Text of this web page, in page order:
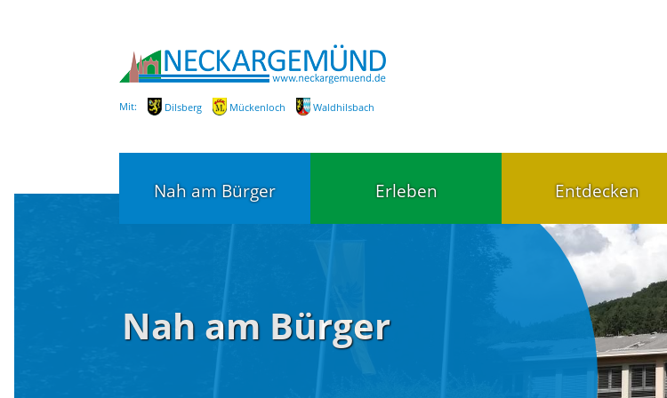
Mit: Dilsberg Mückenloch Waldhilsbach
Nah am Bürger
Fachbereiche / Mitarbeiter
Erleben
Kindergärten,
Kindertagesstätten
Entdecken
Tourist-Info
Gut schlafen, gut
Nah am Bürger